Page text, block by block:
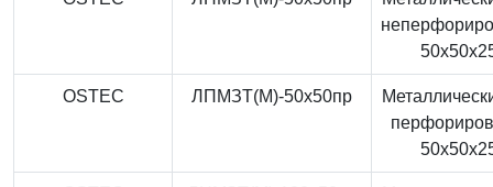
OSTEC ЛПМЗТ(М)-50x50пр